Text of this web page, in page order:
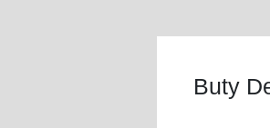
Buty